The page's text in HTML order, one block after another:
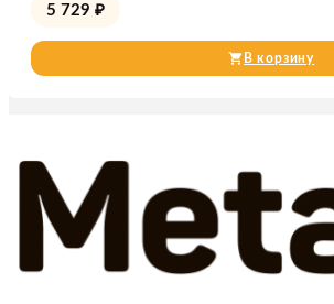
5 729 ₽
В корзину